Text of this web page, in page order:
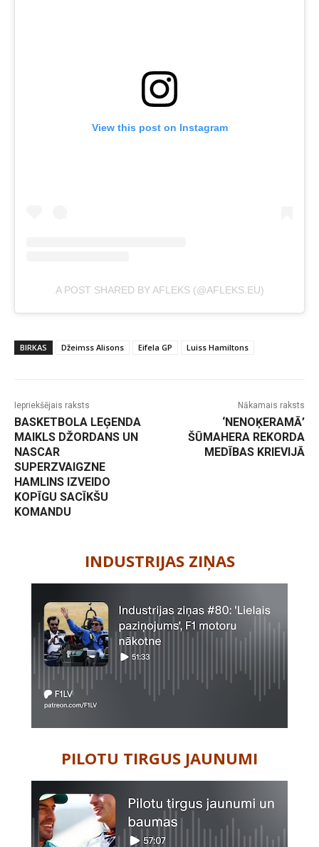
View this post on Instagram
A POST SHARED BY AFLEKS (@AFLEKS.EU)
BIRKAS Džeimss Alisons Eifela GP Luiss Hamiltons
Iepriekšējais raksts
BASKETBOLA LEĢENDA
MAIKLS DŽORDANS UN
NASCAR
SUPERZVAIGZNE
HAMLINS IZVEIDO
KOPĪGU SACĪKŠU
KOMANDU
Nākamais raksts
‘NENOĶERAMĀ’
ŠŪMAHERA REKORDA
MEDĪBAS KRIEVIJĀ
INDUSTRIJAS ZIŅAS
PILOTU TIRGUS JAUNUMI